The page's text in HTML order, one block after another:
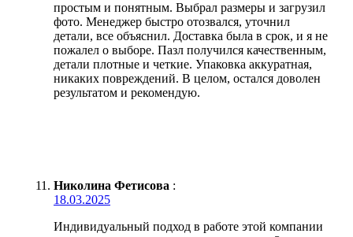
простым и понятным. Выбрал размеры и загрузил
фото. Менеджер быстро отозвался, уточнил
детали, все объяснил. Доставка была в срок, и я не
пожалел о выборе. Пазл получился качественным,
детали плотные и четкие. Упаковка аккуратная,
никаких повреждений. В целом, остался доволен
результатом и рекомендую.
Николина Фетисова :
18.03.2025
Индивидуальный подход в работе этой компании